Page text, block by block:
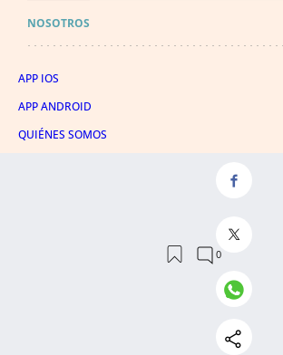
NOSOTROS
APP IOS
APP ANDROID
QUIÉNES SOMOS